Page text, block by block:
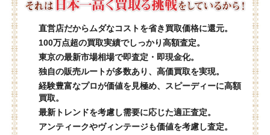
直営店だからムダなコストを省き買取価格に還元。
100万点超の買取実績でしっかり高額査定。
東京の最新市場相場で即査定・即現金化。
独自の販売ルートが多数あり、高価買取を実現。
経験豊富なプロが価値を見極め、スピーディーに高額
買取。
最新トレンドを考慮し需要に応じた適正査定。
アンティークやヴィンテージも価値を考慮し査定。